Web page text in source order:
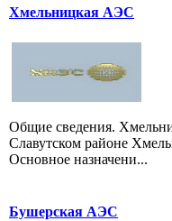
Хмельницкая АЭС
Общие сведения.
Славутском районе
Основное назначени...
Бушерская АЭС